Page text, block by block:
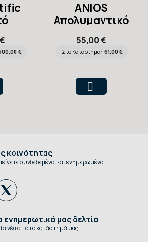
IV
€
ANIOS
Απολυμαντικό
Επιφανειών
Συμπυκνωμένο
Surfanios
55,00 €
Στο Κατάστημα: 61,00 €
κοινότητας
συνδεδεμένοι και ενημερωμένοι.
ενημερωτικό μας δελτίο
νέα από το κατάστημά μας.